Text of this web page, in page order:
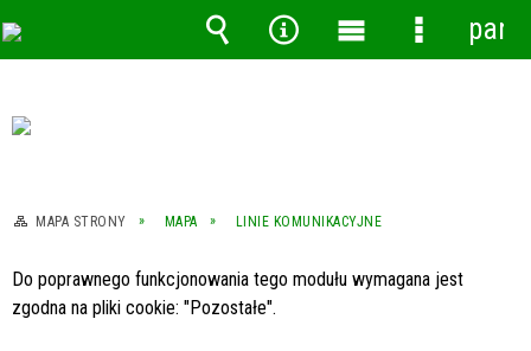
MAPA STRONY MAPA LINIE KOMUNIKACYJNE
Do poprawnego funkcjonowania tego modułu wymagana jest
zgodna na pliki cookie: "Pozostałe".
Wyszukiwarka
Narzędzia
MenuMenu